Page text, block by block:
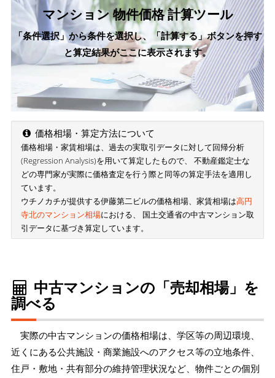
マンション 物件価格 計算ツール
「条件選択」から条件を選択し、「計算する」ボタンを押す
と算定結果がここに表示されます。
価格相場・算定方法について
価格相場・家賃相場は、過去の実取引データに対して回帰分析
(Regression Analysis)を用いて算定したもので、 不動産鑑定士な
どの専門家が実際に価格査定を行う際と同等の算定手法を適用し
ています。
ウチノカチが提供する伊藤第二ビルの価格相場、家賃相場は高円
寺北のマンション相場における、 国土交通省の中古マンション取
引データに基づき算定しています。
中古マンションの「売却相場」を
調べる
実際の中古マンションの価格相場は、学区等の周辺環境、
近くにある公共施設・商業施設へのアクセス等の立地条件、
住戸・敷地・共有部分の維持管理状況など、物件ごとの個別